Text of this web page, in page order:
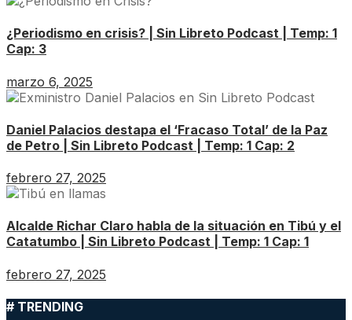
¿Periodismo en crisis? | Sin Libreto Podcast | Temp: 1
Cap: 3
marzo 6, 2025
Daniel Palacios destapa el ‘Fracaso Total’ de la Paz
de Petro | Sin Libreto Podcast | Temp: 1 Cap: 2
febrero 27, 2025
Alcalde Richar Claro habla de la situación en Tibú y el
Catatumbo | Sin Libreto Podcast | Temp: 1 Cap: 1
febrero 27, 2025
# TRENDING